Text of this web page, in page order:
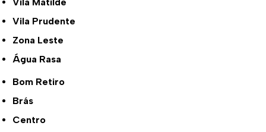
Vila Prudente
Zona Leste
Água Rasa
Bom Retiro
Brás
Centro